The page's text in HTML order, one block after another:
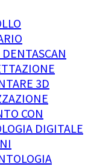
DENTASCAN
3D
CON
DIGITALE